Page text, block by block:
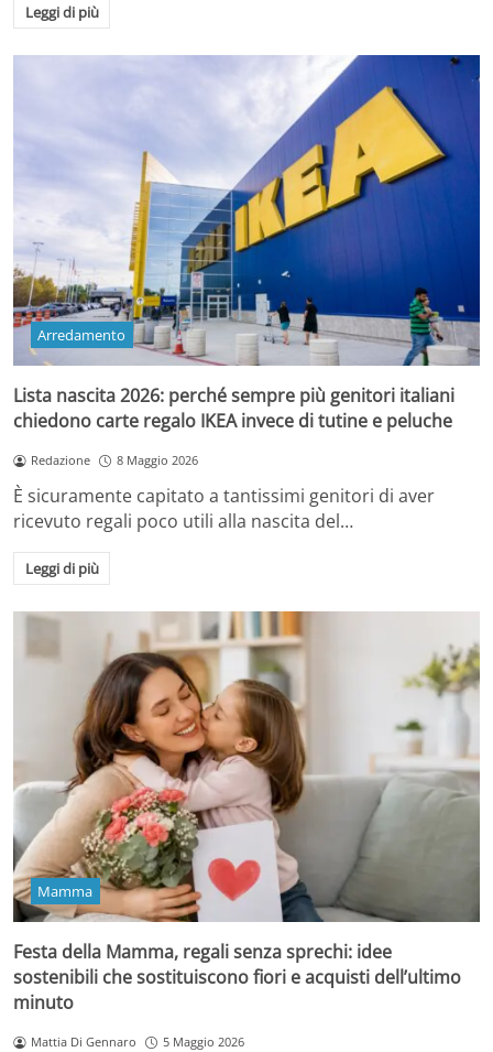
Leggi di più
Arredamento
Lista nascita 2026: perché sempre più genitori italiani
chiedono carte regalo IKEA invece di tutine e peluche
Redazione 8 Maggio 2026
È sicuramente capitato a tantissimi genitori di aver
ricevuto regali poco utili alla nascita del…
Leggi di più
Mamma
Festa della Mamma, regali senza sprechi: idee
sostenibili che sostituiscono fiori e acquisti dell’ultimo
minuto
Mattia Di Gennaro 5 Maggio 2026